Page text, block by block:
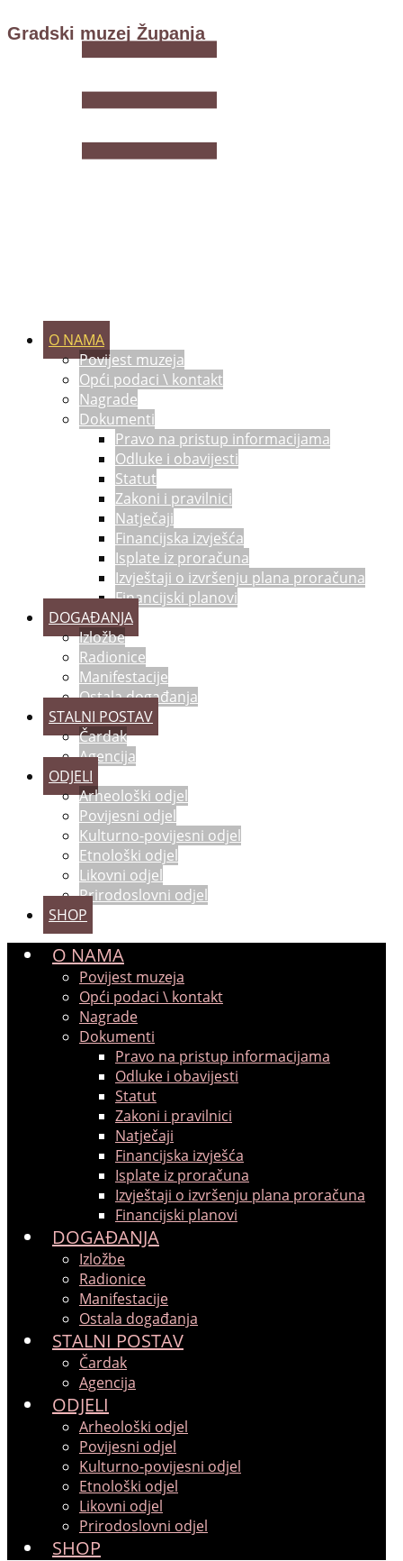
Gradski muzej Županja
O NAMA
Povijest muzeja
Opći podaci \ kontakt
Nagrade
Dokumenti
Pravo na pristup informacijama
Odluke i obavijesti
Statut
Zakoni i pravilnici
Natječaji
Financijska izvješća
Isplate iz proračuna
Izvještaji o izvršenju plana proračuna
Financijski planovi
DOGAĐANJA
Izložbe
Radionice
Manifestacije
Ostala događanja
STALNI POSTAV
Čardak
Agencija
ODJELI
Arheološki odjel
Povijesni odjel
Kulturno-povijesni odjel
Etnološki odjel
Likovni odjel
Prirodoslovni odjel
SHOP
O NAMA
Povijest muzeja
Opći podaci \ kontakt
Nagrade
Dokumenti
Pravo na pristup informacijama
Odluke i obavijesti
Statut
Zakoni i pravilnici
Natječaji
Financijska izvješća
Isplate iz proračuna
Izvještaji o izvršenju plana proračuna
Financijski planovi
DOGAĐANJA
Izložbe
Radionice
Manifestacije
Ostala događanja
STALNI POSTAV
Čardak
Agencija
ODJELI
Arheološki odjel
Povijesni odjel
Kulturno-povijesni odjel
Etnološki odjel
Likovni odjel
Prirodoslovni odjel
SHOP